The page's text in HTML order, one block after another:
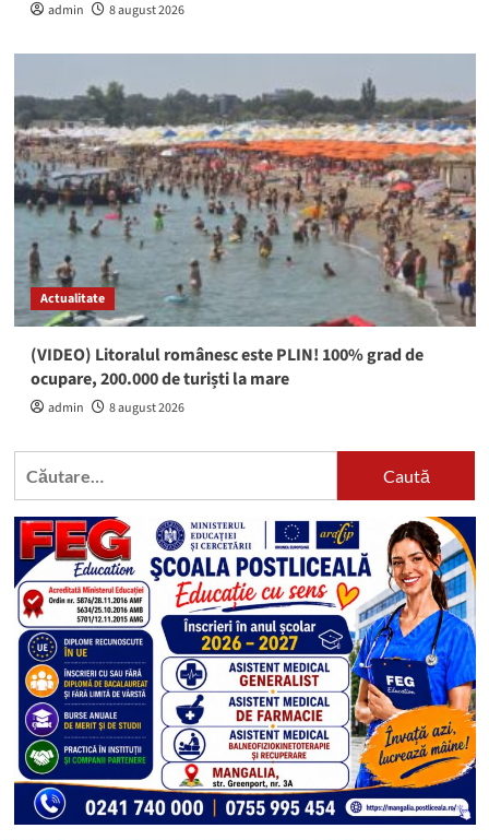
admin 8 august 2026
Actualitate
(VIDEO) Litoralul românesc este PLIN! 100% grad de
ocupare, 200.000 de turiști la mare
admin 8 august 2026
Caută